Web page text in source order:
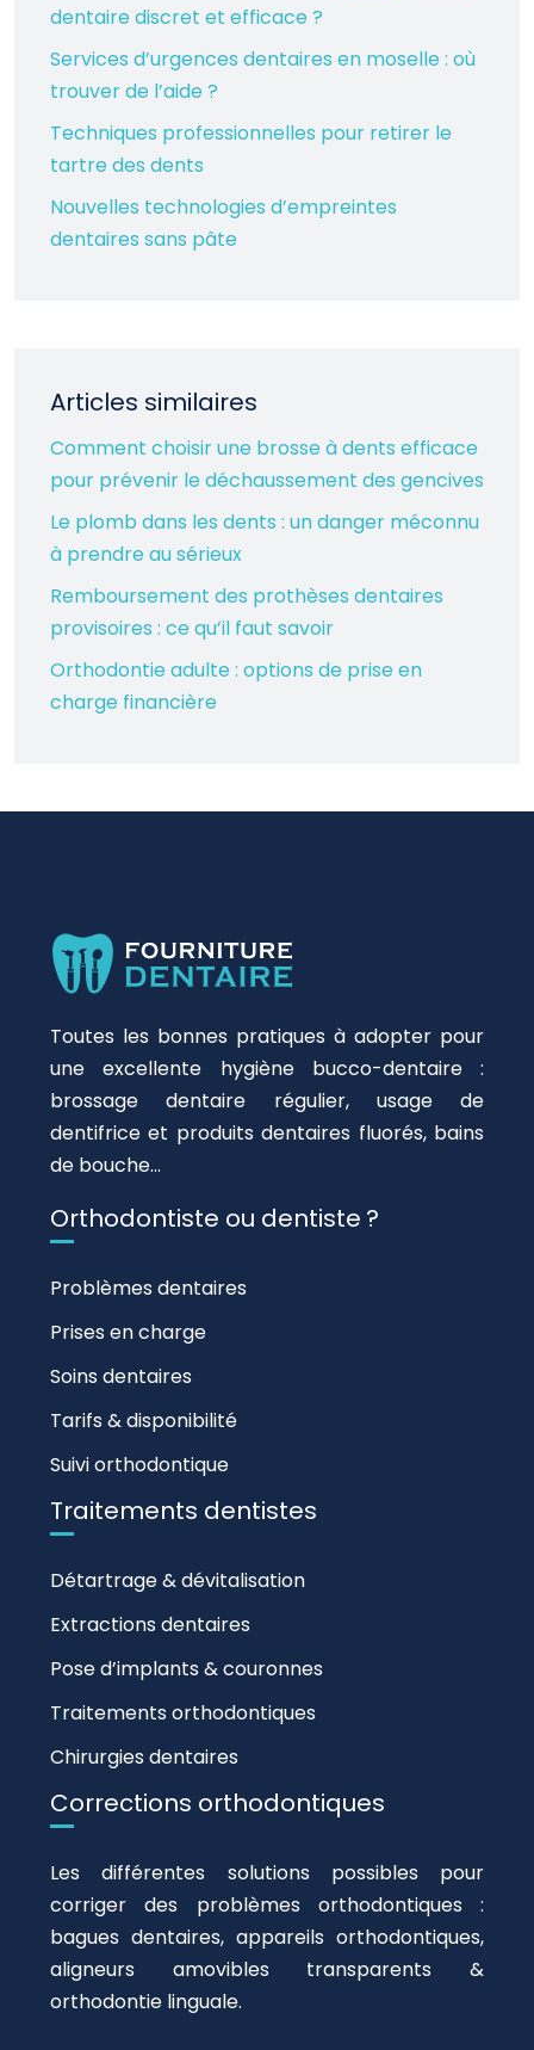
dentaire discret et efficace ?
Services d’urgences dentaires en moselle : où
trouver de l’aide ?
Techniques professionnelles pour retirer le
tartre des dents
Nouvelles technologies d’empreintes
dentaires sans pâte
Articles similaires
Comment choisir une brosse à dents efficace
pour prévenir le déchaussement des gencives
Le plomb dans les dents : un danger méconnu
à prendre au sérieux
Remboursement des prothèses dentaires
provisoires : ce qu’il faut savoir
Orthodontie adulte : options de prise en
charge financière
Toutes les bonnes pratiques à adopter pour
une excellente hygiène bucco-dentaire :
brossage dentaire régulier, usage de
dentifrice et produits dentaires fluorés, bains
de bouche…
Orthodontiste ou dentiste ?
Problèmes dentaires
Prises en charge
Soins dentaires
Tarifs & disponibilité
Suivi orthodontique
Traitements dentistes
Détartrage & dévitalisation
Extractions dentaires
Pose d’implants & couronnes
Traitements orthodontiques
Chirurgies dentaires
Corrections orthodontiques
Les différentes solutions possibles pour
corriger des problèmes orthodontiques :
bagues dentaires, appareils orthodontiques,
aligneurs amovibles transparents &
orthodontie linguale.